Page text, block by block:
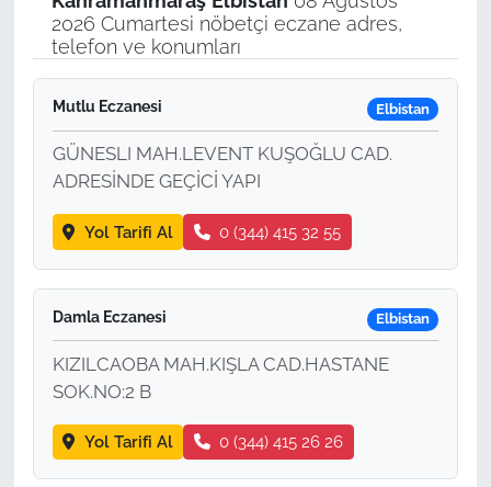
2026 Cumartesi nöbetçi eczane adres,
telefon ve konumları
Mutlu Eczanesi Elbistan
GÜNESLI MAH.LEVENT KUŞOĞLU CAD.
ADRESİNDE GEÇİCİ YAPI
Yol Tarifi Al 0 (344) 415 32 55
Damla Eczanesi Elbistan
KIZILCAOBA MAH.KIŞLA CAD.HASTANE
SOK.NO:2 B
Yol Tarifi Al 0 (344) 415 26 26